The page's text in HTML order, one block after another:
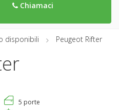
Chiamaci
disponibili Peugeot Rifter
5 porte